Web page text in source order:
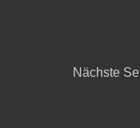
Nächste